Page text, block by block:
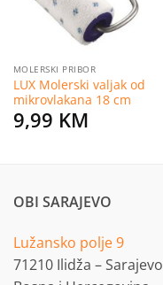
MOLERSKI PRIBOR
LUX Molerski valjak od
mikrovlakana 18 cm
9,99 KM
OBI SARAJEVO
Lužansko polje 9
71210 Ilidža – Sarajevo